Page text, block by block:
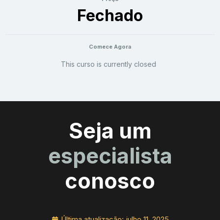
Fechado
Comece Agora
This curso is currently closed
Seja um
especialista
conosco